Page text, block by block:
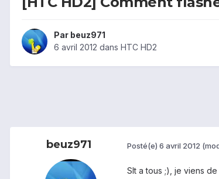
Par beuz971
6 avril 2012 dans HTC HD2
beuz971 Posté(e) 6 avril 2012
Slt a tous ;), je viens